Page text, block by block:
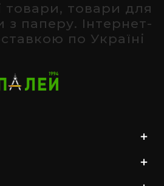
товари, товари для
з паперу. Інтернет-
по Україні